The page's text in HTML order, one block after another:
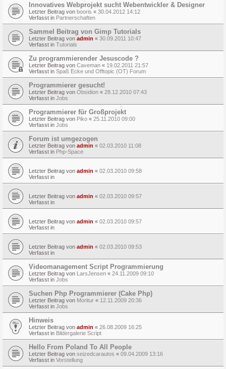
Innovatives Webprojekt sucht Webentwickler & Designer
Letzter Beitrag von booris « 30.04.2012 14:12
Verfasst in Partnerschaften
Sammel Beitrag von Gimp Tutorials
Letzter Beitrag von admin « 30.09.2011 10:47
Verfasst in Tutorials
Zu programmierender Jesuscode ?
Letzter Beitrag von Caveman « 19.02.2011 21:57
Verfasst in Spaß Ecke und Offtopic (OT) Forum
Programmierer gesucht!
Letzter Beitrag von Obsidion « 28.12.2010 07:43
Verfasst in Jobs
Programmierer für Großprojekt
Letzter Beitrag von Piko « 25.11.2010 09:00
Verfasst in Jobs
Forum ist umgezogen
Letzter Beitrag von admin « 02.03.2010 11:08
Verfasst in Php-Space
Letzter Beitrag von admin « 02.03.2010 09:58
Verfasst in
Letzter Beitrag von admin « 02.03.2010 09:57
Verfasst in
Letzter Beitrag von admin « 02.03.2010 09:57
Verfasst in
Letzter Beitrag von admin « 02.03.2010 09:53
Verfasst in
Videomanagement Script Programmierung
Letzter Beitrag von LarsJensen « 24.11.2009 09:10
Verfasst in Jobs
Suchen Php Programmierer (Cake Php)
Letzter Beitrag von Moritur « 12.11.2009 20:36
Verfasst in Jobs
Hinweis
Letzter Beitrag von admin « 26.08.2009 16:25
Verfasst in Bildergalerie Script
Hello From Poland To All People
Letzter Beitrag von seizedcarautos « 09.04.2009 13:16
Verfasst in Vorstellung